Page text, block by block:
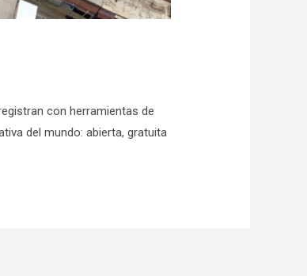
con herramientas de
del mundo: abierta, gratuita